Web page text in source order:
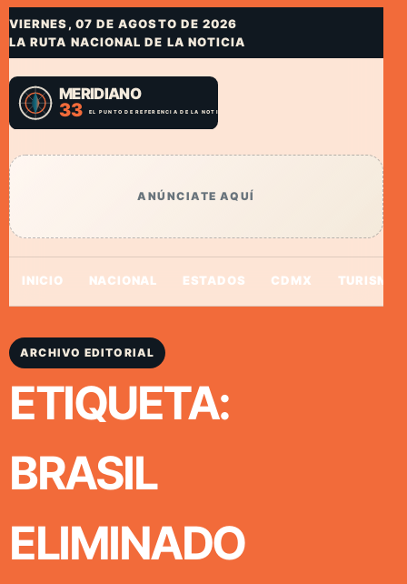
VIERNES, 07 DE AGOSTO DE 2026
LA RUTA NACIONAL DE LA NOTICIA
ANÚNCIATE AQUÍ
INICIO NACIONAL ESTADOS CDMX TURISMO
ARCHIVO EDITORIAL
ETIQUETA:
BRASIL
ELIMINADO